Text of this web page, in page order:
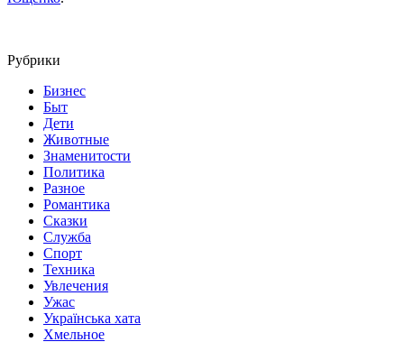
Рубрики
Бизнес
Быт
Дети
Животные
Знаменитости
Политика
Разное
Романтика
Сказки
Служба
Спорт
Техника
Увлечения
Ужас
Українська хата
Хмельное